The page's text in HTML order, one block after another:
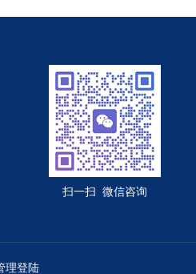
扫一扫 微信咨询
理登陆